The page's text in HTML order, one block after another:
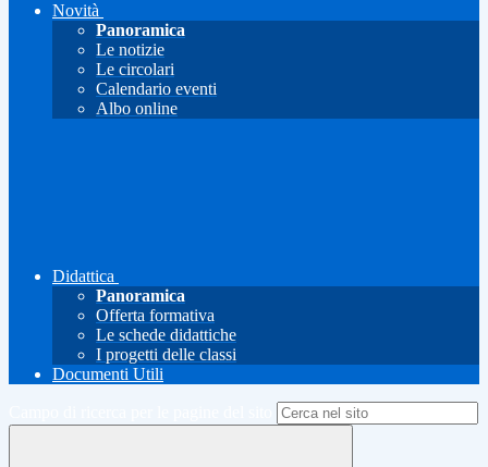
Novità
Panoramica
Le notizie
Le circolari
Calendario eventi
Albo online
Didattica
Panoramica
Offerta formativa
Le schede didattiche
I progetti delle classi
Documenti Utili